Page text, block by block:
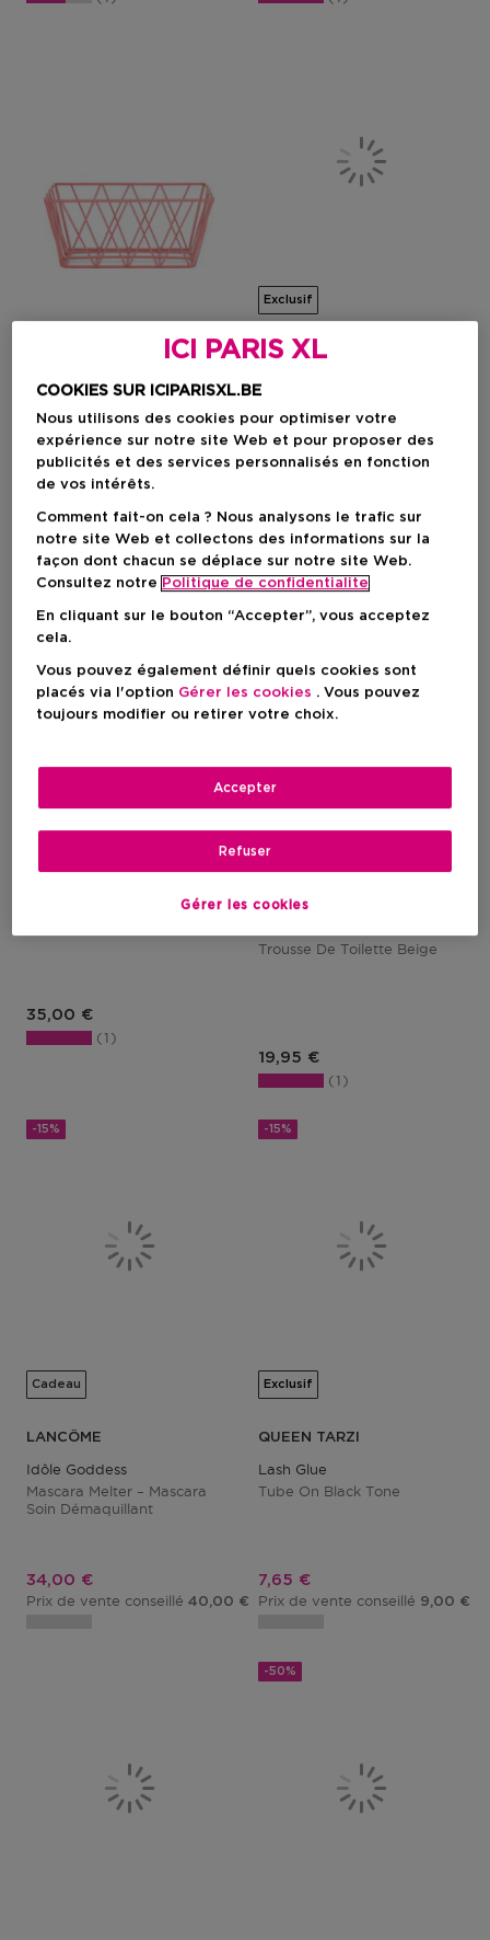
Basket
Prix du produit
3,95 €
1
Exclusif
HUDA BEAUTY
Lash Glue
A L'eau
18,00 €
1
35,00 €
1
ICI PARIS XL
Trousse De Toilette Beige
Prix du produit
19,95 €
1
-15%
Cadeau
LANCÔME
Idôle Goddess
Mascara Melter – Mascara
Soin Démaquillant
Prix promotionnel
34,00 €
Prix de vente conseillé 40,00 €
-15%
Exclusif
QUEEN TARZI
Lash Glue
Tube On Black Tone
Prix promotionnel
7,65 €
Prix de vente conseillé 9,00 €
-50%
ICI PARIS XL
COOKIES SUR ICIPARISXL.BE
Nous utilisons des cookies pour optimiser votre
expérience sur notre site Web et pour proposer des
publicités et des services personnalisés en fonction
de vos intérêts.
Comment fait-on cela ? Nous analysons le trafic sur
notre site Web et collectons des informations sur la
façon dont chacun se déplace sur notre site Web.
Consultez notre Politique de confidentialite
En cliquant sur le bouton “Accepter”, vous acceptez
cela.
Vous pouvez également définir quels cookies sont
placés via l'option Gérer les cookies . Vous pouvez
toujours modifier ou retirer votre choix.
Gérer les cookies
Refuser
Accepter